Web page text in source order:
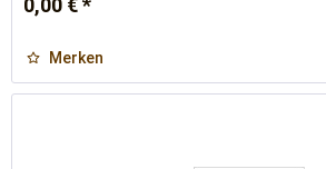
0,00 € *
Merken